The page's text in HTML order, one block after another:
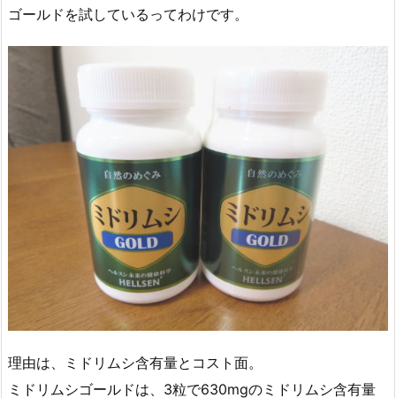
ゴールドを試しているってわけです。
理由は、ミドリムシ含有量とコスト面。
ミドリムシゴールドは、3粒で630mgのミドリムシ含有量